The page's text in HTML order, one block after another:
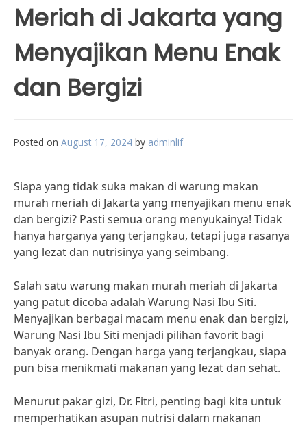
Meriah di Jakarta yang
Menyajikan Menu Enak
dan Bergizi
Posted on August 17, 2024 by adminlif
Siapa yang tidak suka makan di warung makan
murah meriah di Jakarta yang menyajikan menu enak
dan bergizi? Pasti semua orang menyukainya! Tidak
hanya harganya yang terjangkau, tetapi juga rasanya
yang lezat dan nutrisinya yang seimbang.
Salah satu warung makan murah meriah di Jakarta
yang patut dicoba adalah Warung Nasi Ibu Siti.
Menyajikan berbagai macam menu enak dan bergizi,
Warung Nasi Ibu Siti menjadi pilihan favorit bagi
banyak orang. Dengan harga yang terjangkau, siapa
pun bisa menikmati makanan yang lezat dan sehat.
Menurut pakar gizi, Dr. Fitri, penting bagi kita untuk
memperhatikan asupan nutrisi dalam makanan